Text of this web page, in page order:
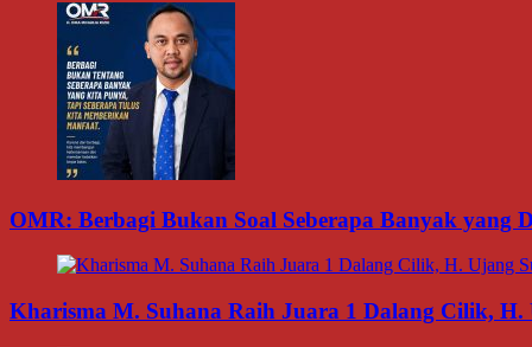
OMR: Berbagi Bukan Soal Seberapa Banyak yang
Kharisma M. Suhana Raih Juara 1 Dalang Cilik,